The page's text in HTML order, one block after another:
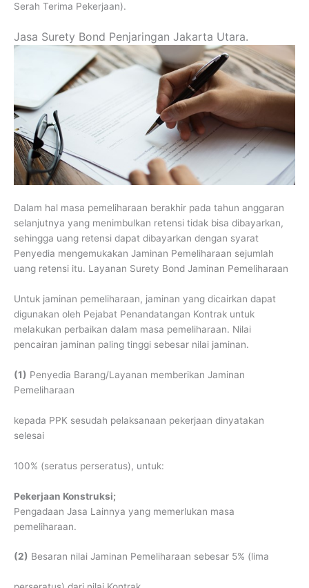
Serah Terima Pekerjaan).
Jasa Surety Bond Penjaringan Jakarta Utara.
Dalam hal masa pemeliharaan berakhir pada tahun anggaran
selanjutnya yang menimbulkan retensi tidak bisa dibayarkan,
sehingga uang retensi dapat dibayarkan dengan syarat
Penyedia mengemukakan Jaminan Pemeliharaan sejumlah
uang retensi itu. Layanan Surety Bond Jaminan Pemeliharaan
Untuk jaminan pemeliharaan, jaminan yang dicairkan dapat
digunakan oleh Pejabat Penandatangan Kontrak untuk
melakukan perbaikan dalam masa pemeliharaan. Nilai
pencairan jaminan paling tinggi sebesar nilai jaminan.
(1) Penyedia Barang/Layanan memberikan Jaminan
Pemeliharaan
kepada PPK sesudah pelaksanaan pekerjaan dinyatakan
selesai
100% (seratus perseratus), untuk:
Pekerjaan Konstruksi;
Pengadaan Jasa Lainnya yang memerlukan masa
pemeliharaan.
(2) Besaran nilai Jaminan Pemeliharaan sebesar 5% (lima